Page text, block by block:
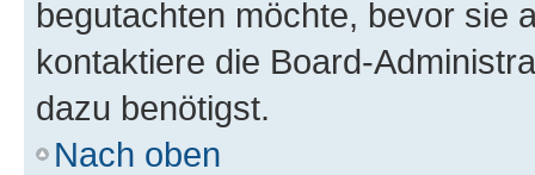
begutachten möchte, bevor sie
kontaktiere die Board-
dazu benötigst.
Nach oben